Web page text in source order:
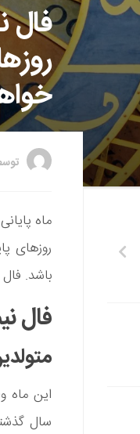
فال
روزهای
باشد.
فال
این ماه
سال